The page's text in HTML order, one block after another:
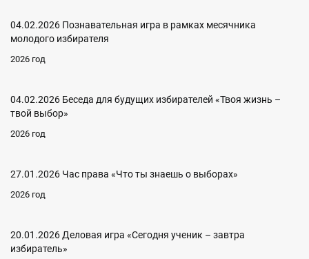
04.02.2026 Познавательная игра в рамках месячника
молодого избирателя
2026 год
04.02.2026 Беседа для будущих избирателей «Твоя жизнь –
твой выбор»
2026 год
27.01.2026 Час права «Что ты знаешь о выборах»
2026 год
20.01.2026 Деловая игра «Сегодня ученик – завтра
избиратель»